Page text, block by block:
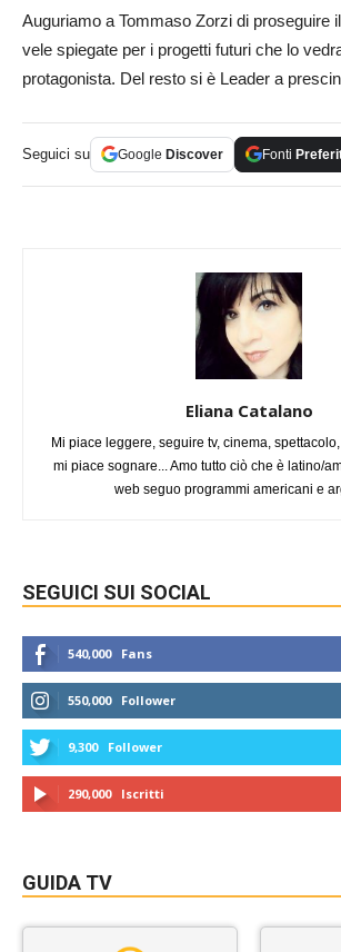
Auguriamo a Tommaso Zorzi di proseguire
vele spiegate per i progetti futuri che lo
protagonista. Del resto si è Leader a
Seguici su Google Discover Fonti
Eliana Catalano
Mi piace leggere, seguire tv, cinema,
mi piace sognare... Amo tutto ciò che è latino/
web seguo programmi americani e
SEGUICI SUI SOCIAL
540,000 Fans
550,000 Follower
9,300 Follower
290,000 Iscritti
GUIDA TV